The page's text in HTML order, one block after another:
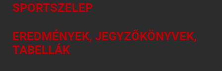
SPORTSZELEP
EREDMÉNYEK, JEGYZŐKÖNYVEK,
TABELLÁK